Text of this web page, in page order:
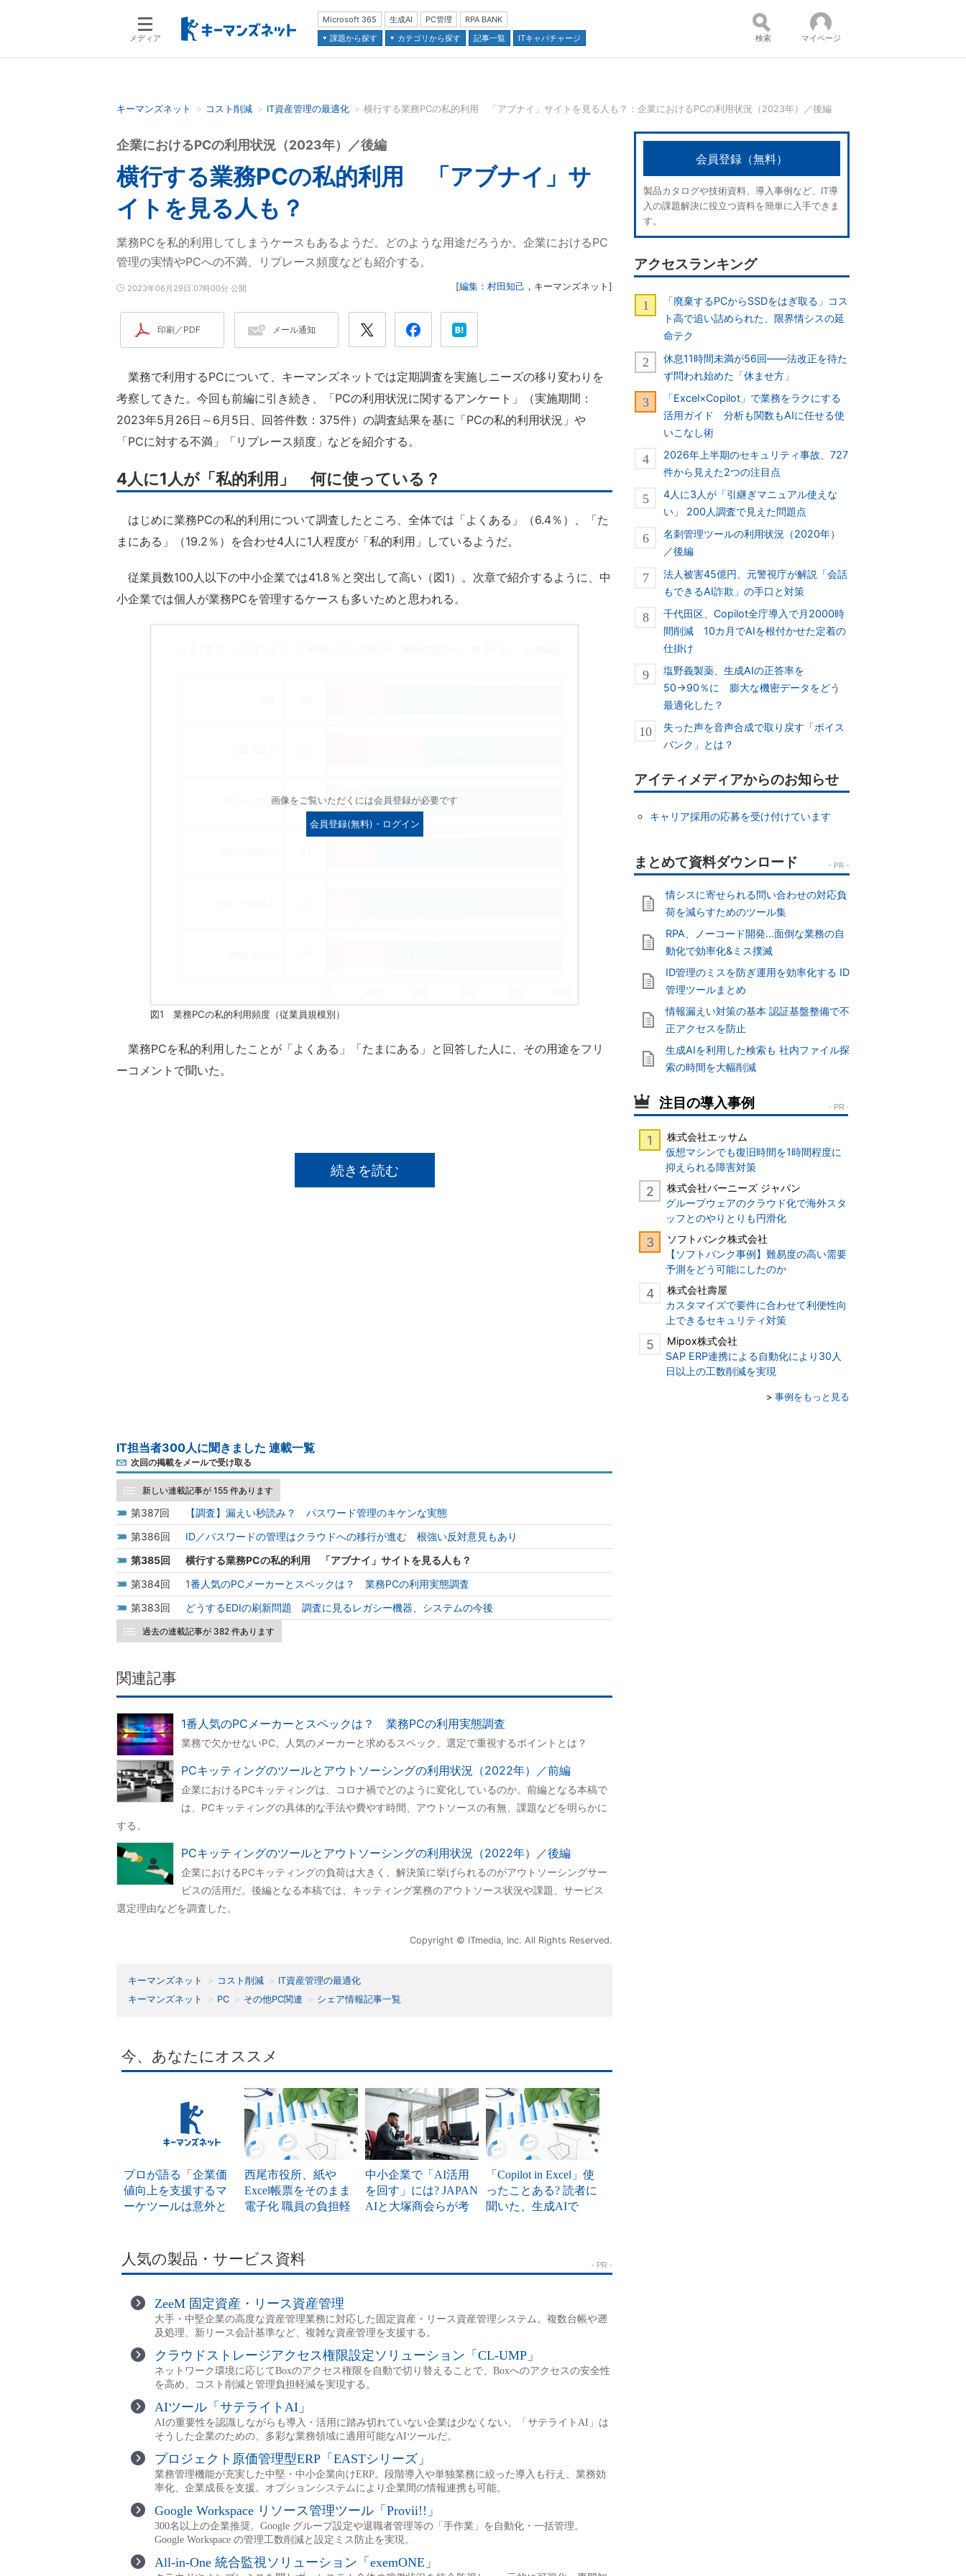
メディア
Microsoft 365 生成AI PC管理
RPA BANK
課題から探す
カテゴリから探す 記事一覧 ITキャパチャージ
検索語を入力してください コンテンツ：
並び順：
検索 マイページ
キーマンズネット コスト削減 IT資産管理の最適化 横行する業務PCの私的利用 「アブナイ」サイトを見る人も？：企業におけるPCの利用状況（2023年）／後編
横行する業務PCの私的利用 「アブナイ」サ
イトを見る人も？
企業におけるPCの利用状況（2023年）／後編
業務PCを私的利用してしまうケースもあるようだ。どのような用途だろうか。企業におけるPC
管理の実情やPCへの不満、リプレース頻度なども紹介する。
2023年06月29日 07時00分 公開 [編集：村田知己 ， キーマンズネット ]
印刷／PDF メール通知
業務で利用するPCについて、キーマンズネットでは定期調査を実施しニーズの移り変わりを
考察してきた。今回も前編に引き続き、「PCの利用状況に関するアンケート」（実施期間：
2023年5月26日～6月5日、回答件数：375件）の調査結果を基に「PCの私的利用状況」や
「PCに対する不満」「リプレース頻度」などを紹介する。
4人に1人が「私的利用」 何に使っている？
はじめに業務PCの私的利用について調査したところ、全体では「よくある」（6.4％）、「た
まにある」（19.2％）を合わせ4人に1人程度が「私的利用」しているようだ。
従業員数100人以下の中小企業では41.8％と突出して高い（図1）。次章で紹介するように、中
小企業では個人が業務PCを管理するケースも多いためと思われる。
画像をご覧いただくには会員登録が必要です
会員登録(無料)・ログイン
図1 業務PCの私的利用頻度（従業員規模別）
業務PCを私的利用したことが「よくある」「たまにある」と回答した人に、その用途をフリ
ーコメントで聞いた。
続きを読む
IT担当者300人に聞きました 連載一覧
次回の掲載をメールで受け取る
新しい連載記事が 155 件あります
387
【調査】漏えい秒読み？ パスワード管理のキケンな実態
386
ID／パスワードの管理はクラウドへの移行が進む 根強い反対意見もあり
385
横行する業務PCの私的利用 「アブナイ」サイトを見る人も？
384
1番人気のPCメーカーとスペックは？ 業務PCの利用実態調査
383
どうするEDIの刷新問題 調査に見るレガシー機器、システムの今後
過去の連載記事が 382 件あります
関連記事
1番人気のPCメーカーとスペックは？ 業務PCの利用実態調査
業務で欠かせないPC。人気のメーカーと求めるスペック、選定で重視するポイントとは？
PCキッティングのツールとアウトソーシングの利用状況（2022年）／前編
企業におけるPCキッティングは、コロナ禍でどのように変化しているのか。前編となる本稿で
は、PCキッティングの具体的な手法や費やす時間、アウトソースの有無、課題などを明らかに
する。
PCキッティングのツールとアウトソーシングの利用状況（2022年）／後編
企業におけるPCキッティングの負荷は大きく、解決策に挙げられるのがアウトソーシングサー
ビスの活用だ。後編となる本稿では、キッティング業務のアウトソース状況や課題、サービス
選定理由などを調査した。
Copyright © ITmedia, Inc. All Rights Reserved.
キーマンズネット コスト削減
IT資産管理の最適化
キーマンズネット
PC その他PC関連 シェア情報記事一覧
会員登録（無料）
製品カタログや技術資料、導入事例など、IT導
入の課題解決に役立つ資料を簡単に入手できま
す。
アクセスランキング
「廃棄するPCからSSDをはぎ取る」コス
ト高で追い詰められた、限界情シスの延
命テク
休息11時間未満が56回――法改正を待た
ず問われ始めた「休ませ方」
「Excel×Copilot」で業務をラクにする
活用ガイド 分析も関数もAIに任せる使
いこなし術
2026年上半期のセキュリティ事故、727
件から見えた2つの注目点
4人に3人が「引継ぎマニュアル使えな
い」 200人調査で見えた問題点
名刺管理ツールの利用状況（2020年）
／後編
法人被害45億円、元警視庁が解説「会話
もできるAI詐欺」の手口と対策
千代田区、Copilot全庁導入で月2000時
間削減 10カ月でAIを根付かせた定着の
仕掛け
塩野義製薬、生成AIの正答率を
50→90％に 膨大な機密データをどう
最適化した？
失った声を音声合成で取り戻す「ボイス
バンク」とは？
アイティメディアからのお知らせ
キャリア採用の応募を受け付けています
情シスに寄せられる問い合わせの対応負
荷を減らすためのツール集
RPA、ノーコード開発...面倒な業務の自
動化で効率化&ミス撲滅
ID管理のミスを防ぎ運用を効率化する ID
管理ツールまとめ
情報漏えい対策の基本 認証基盤整備で不
正アクセスを防止
生成AIを利用した検索も 社内ファイル探
索の時間を大幅削減